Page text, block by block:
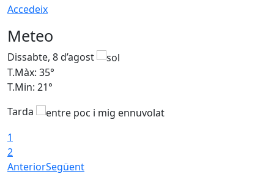
Accedeix
Meteo
Dissabte, 8 d’agost
T.Màx: 35°
T.Min: 21°
Tarda
1
2
AnteriorSegüent